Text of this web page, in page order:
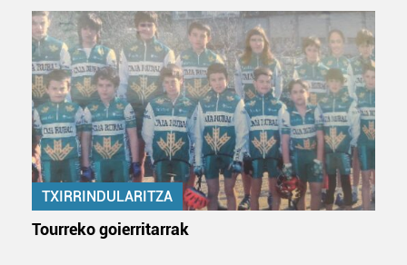
TXIRRINDULARITZA
Tourreko goierritarrak